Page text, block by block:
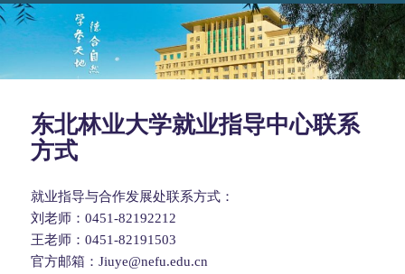
东北林业大学就业指导中心联系
方式
就业指导与合作发展处联系方式：
刘老师：0451-82192212
王老师：0451-82191503
官方邮箱：Jiuye@nefu.edu.cn